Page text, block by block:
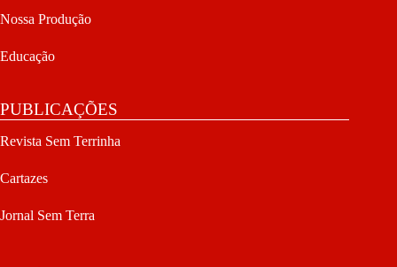
Nossa Produção
Educação
PUBLICAÇÕES
Revista Sem Terrinha
Cartazes
Jornal Sem Terra